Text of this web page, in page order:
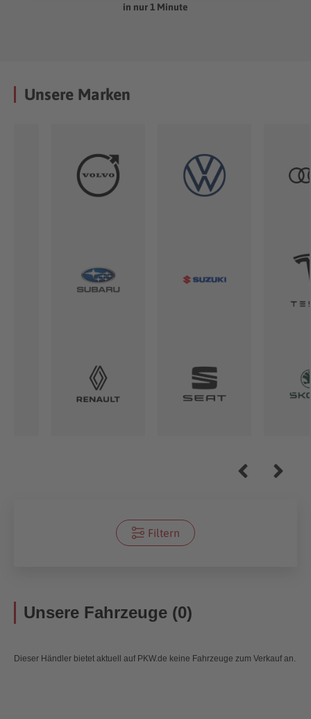
in nur 1 Minute
Unsere Marken
Filtern
Unsere Fahrzeuge (0)
Dieser Händler bietet aktuell auf PKW.de keine Fahrzeuge zum Verkauf an.